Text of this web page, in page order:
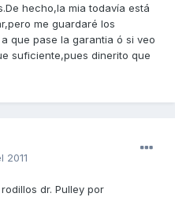
hecho,la mia todavía está
me guardaré los
que pase la garantia ó si veo
suficiente,pues dinerito que
2011
dr. Pulley por